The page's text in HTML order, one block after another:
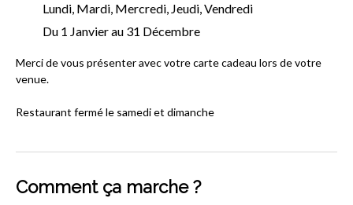
Lundi, Mardi, Mercredi, Jeudi, Vendredi
Du 1 Janvier au 31 Décembre
Merci de vous présenter avec votre carte cadeau lors de votre
venue.
Restaurant fermé le samedi et dimanche
Comment ça marche ?